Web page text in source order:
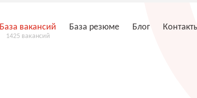
База вакансий
1425 вакансий
База резюме Блог